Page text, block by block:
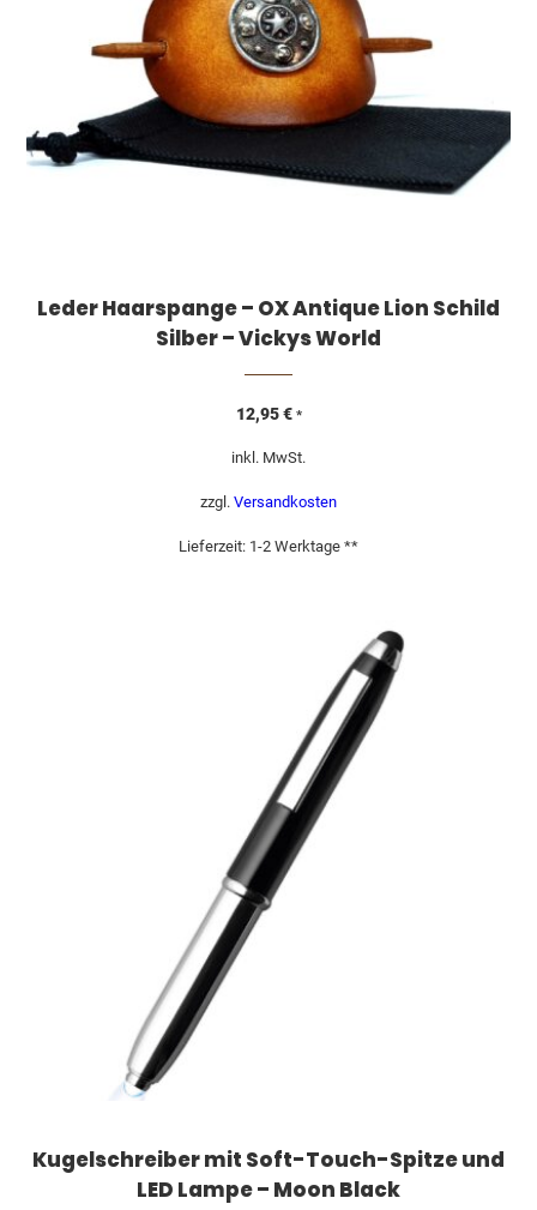
Leder Haarspange – OX Antique Lion Schild
Silber – Vickys World
12,95€ *
inkl. MwSt.
zzgl. Versandkosten
Lieferzeit: 1-2 Werktage **
Kugelschreiber mit Soft-Touch-Spitze und
LED Lampe – Moon Black